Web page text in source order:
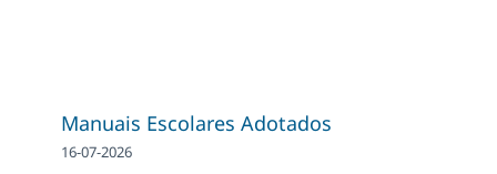
Manuais Escolares Adotados
16-07-2026